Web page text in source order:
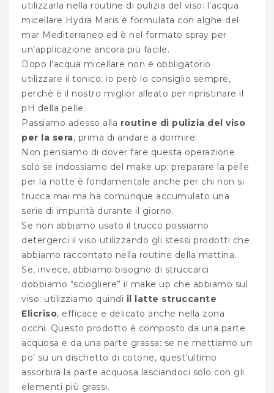
utilizzarla nella routine di pulizia del viso: l’acqua
micellare Hydra Maris è formulata con alghe del
mar Mediterraneo ed è nel formato spray per
un’applicazione ancora più facile.
Dopo l’acqua micellare non è obbligatorio
utilizzare il tonico: io però lo consiglio sempre,
perché è il nostro miglior alleato per ripristinare il
pH della pelle.
Passiamo adesso alla routine di pulizia del viso
per la sera, prima di andare a dormire:
Non pensiamo di dover fare questa operazione
solo se indossiamo del make up: preparare la pelle
per la notte è fondamentale anche per chi non si
trucca mai ma ha comunque accumulato una
serie di impurità durante il giorno.
Se non abbiamo usato il trucco possiamo
detergerci il viso utilizzando gli stessi prodotti che
abbiamo raccontato nella routine della mattina.
Se, invece, abbiamo bisogno di struccarci
dobbiamo “sciogliere” il make up che abbiamo sul
viso: utilizziamo quindi il latte struccante
Elicriso, efficace e delicato anche nella zona
occhi. Questo prodotto è composto da una parte
acquosa e da una parte grassa: se ne mettiamo un
po’ su un dischetto di cotone, quest’ultimo
assorbirà la parte acquosa lasciandoci solo con gli
elementi più grassi.